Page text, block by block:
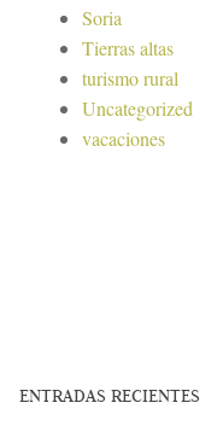
Soria
Tierras altas
turismo rural
Uncategorized
vacaciones
ENTRADAS RECIENTES